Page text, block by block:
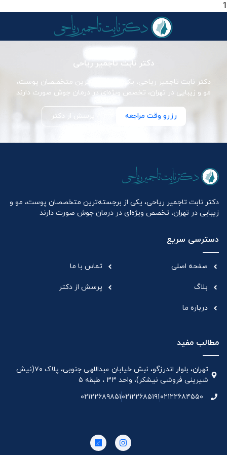
1
دکتر نابت تاجمیر ریاحی
دکتر نابت تاجمیر ریاحی، یکی از برجسته‌ترین متخصصان پوست،
مو و زیبایی در تهران، تخصص ویژه‌ای در درمان جوش صورت دارند
رزرو وقت مراجعه پرسش از دکتر
دکتر نابت تاجمیر ریاحی، یکی از برجسته‌ترین متخصصان پوست، مو و
زیبایی در تهران، تخصص ویژه‌ای در درمان جوش صورت دارند
دسترسی سریع
صفحه اصلی
بلاگ
درباره ما
تماس با ما
پرسش از دکتر
مطالب مفید
تهران، بلوار اندرزگو، نبش خیابان عبداللهی جنوبی، پلاک ۷۰(نیش
شیرینی فروشی نیشکر)، واحد ۳۳ ، طبقه ۵
۰۲۱۲۲۶۸۴۵۵۰۰۲۱۲۲۶۸۵۱۹۱۰۲۱۲۲۶۸۹۸۵۱